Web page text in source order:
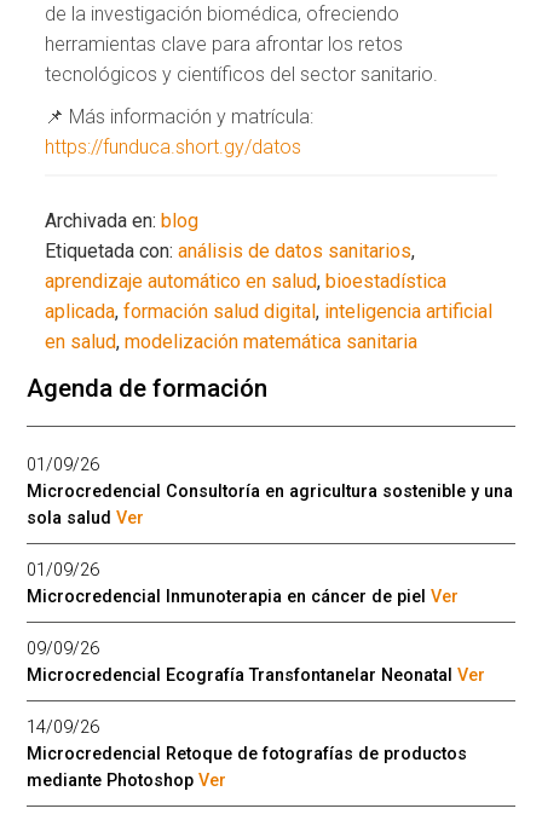
de la investigación biomédica, ofreciendo
herramientas clave para afrontar los retos
tecnológicos y científicos del sector sanitario.
📌 Más información y matrícula:
https://funduca.short.gy/datos
Archivada en:blog
Etiquetada con:análisis de datos sanitarios,
aprendizaje automático en salud,bioestadística
aplicada,formación salud digital, inteligencia artificial
en salud,modelización matemática sanitaria
Agenda de formación
01/09/26
Microcredencial Consultoría en agricultura sostenible y una
sola saludVer
01/09/26
Microcredencial Inmunoterapia en cáncer de pielVer
09/09/26
Microcredencial Ecografía Transfontanelar NeonatalVer
14/09/26
Microcredencial Retoque de fotografías de productos
mediante PhotoshopVer